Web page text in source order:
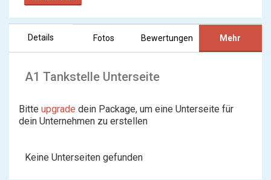
Details Fotos Bewertungen Mehr
A1 Tankstelle Unterseite
Bitte upgrade dein Package, um eine Unterseite für
dein Unternehmen zu erstellen
Keine Unterseiten gefunden